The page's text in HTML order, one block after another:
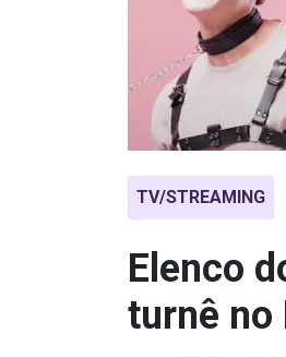
TV/STREAMING
Elenco
turnê no